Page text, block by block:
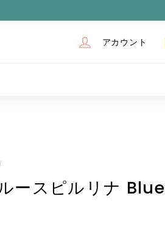
アカウント
ースピルリナ Blue